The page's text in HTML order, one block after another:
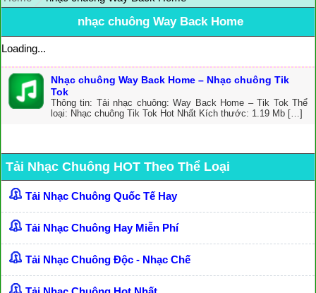
nhạc chuông Way Back Home
Loading...
Nhạc chuông Way Back Home – Nhạc chuông Tik
Tok
Thông tin: Tải nhạc chuông: Way Back Home – Tik Tok Thể
loại: Nhạc chuông Tik Tok Hot Nhất Kích thước: 1.19 Mb […]
Tải Nhạc Chuông HOT Theo Thể Loại
Tải Nhạc Chuông Quốc Tế Hay
Tải Nhạc Chuông Hay Miễn Phí
Tải Nhạc Chuông Độc - Nhạc Chế